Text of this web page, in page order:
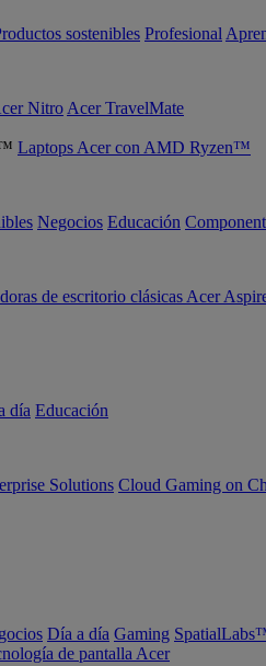
sostenibles Profesional
Nitro Acer TravelMate
Laptops Acer con AMD Ryzen™
Negocios Educación
de escritorio clásicas Acer
día Educación
Solutions Cloud Gaming on
Día a día Gaming
de pantalla Acer